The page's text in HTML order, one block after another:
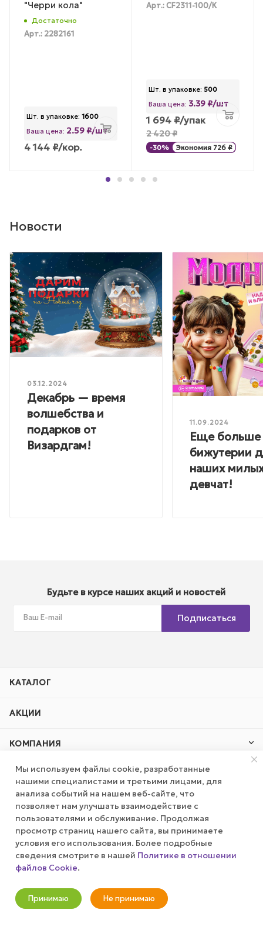
"Черри кола"
Достаточно
Арт.: 2282161
Шт. в упаковке: 1600
Ваша цена: 2.59 ₽/шт
4 144 ₽/кор.
Арт.: CF2311-100/К
Шт. в упаковке: 500
Ваша цена: 3.39 ₽/шт
1 694 ₽/упак
2 420₽
-30% Экономия 726 ₽
Новости
03.12.2024
Декабрь — время
волшебства и
подарков от
Визардгам!
11.09.2024
Еще больше
бижутерии
наших
девчат!
Будьте в курсе наших акций и новостей
Подписаться
КАТАЛОГ
АКЦИИ
КОМПАНИЯ
ПУБЛИЧНАЯ ОФЕРТА
КАК СДЕЛАТЬ ЗАКАЗ?
+7 (800) 100-37-51
метро "Водный стадион" 5 минут
пешком 125493, г. Москва, ул.
Мы используем файлы cookie, разработанные
нашими специалистами и третьими лицами, для
анализа событий на нашем веб-сайте, что
позволяет нам улучшать взаимодействие с
пользователями и обслуживание. Продолжая
просмотр страниц нашего сайта, вы принимаете
условия его использования. Более подробные
сведения смотрите в нашей Политике в отношении
файлов Cookie.
Принимаю Не принимаю